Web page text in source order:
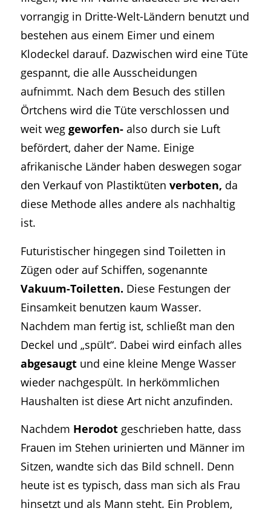
vorrangig in Dritte-Welt-Ländern benutzt und
bestehen aus einem Eimer und einem
Klodeckel darauf. Dazwischen wird eine Tüte
gespannt, die alle Ausscheidungen
aufnimmt. Nach dem Besuch des stillen
Örtchens wird die Tüte verschlossen und
weit weg geworfen-also durch sie Luft
befördert, daher der Name. Einige
afrikanische Länder haben deswegen sogar
den Verkauf von Plastiktüten verboten, da
diese Methode alles andere als nachhaltig
ist.
Futuristischer hingegen sind Toiletten in
Zügen oder auf Schiffen, sogenannte
Vakuum-Toiletten. Diese Festungen der
Einsamkeit benutzen kaum Wasser.
Nachdem man fertig ist, schließt man den
Deckel und „spült“. Dabei wird einfach alles
abgesaugtund eine kleine Menge Wasser
wieder nachgespült. In herkömmlichen
Haushalten ist diese Art nicht anzufinden.
Nachdem Herodotgeschrieben hatte, dass
Frauen im Stehen urinierten und Männer im
Sitzen, wandte sich das Bild schnell. Denn
heute ist es typisch, dass man sich als Frau
hinsetzt und als Mann steht. Ein Problem,